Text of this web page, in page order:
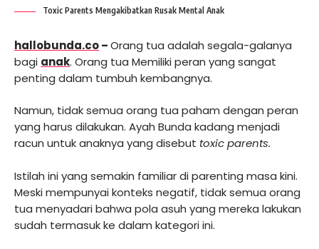
Toxic Parents Mengakibatkan Rusak Mental Anak
hallobunda.co–Orang tua adalah segala-galanya
bagi anak. Orang tua Memiliki peran yang sangat
penting dalam tumbuh kembangnya.
Namun, tidak semua orang tua paham dengan peran
yang harus dilakukan. Ayah Bunda kadang menjadi
racun untuk anaknya yang disebut toxic parents.
Istilah ini yang semakin familiar di parenting masa kini.
Meski mempunyai konteks negatif, tidak semua orang
tua menyadari bahwa pola asuh yang mereka lakukan
sudah termasuk ke dalam kategori ini.